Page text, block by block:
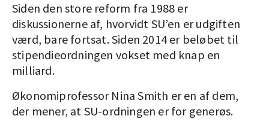
Siden den store reform fra 1988 er
diskussionerne af, hvorvidt SU’en er udgiften
værd, bare fortsat. Siden 2014 er beløbet til
stipendieordningen vokset med knap en
milliard.
Økonomiprofessor Nina Smith er en af dem,
der mener, at SU-ordningen er for generøs.